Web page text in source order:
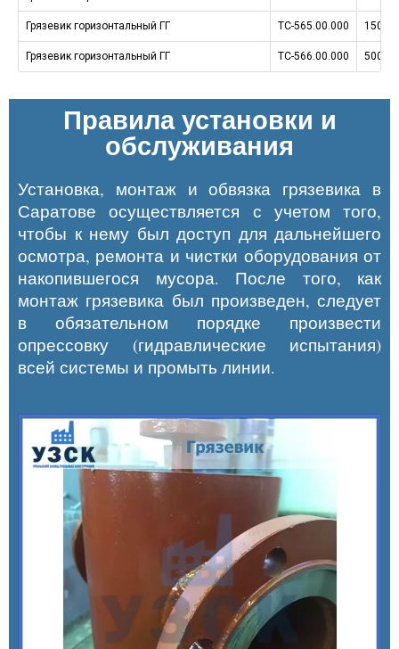
Грязевик горизонтальный ГГ ТС-565.00.000 150 –
Грязевик горизонтальный ГГ ТС-566.00.000 500 –
Правила установки и
обслуживания
Установка, монтаж и обвязка грязевика в
Саратове осуществляется с учетом того,
чтобы к нему был доступ для дальнейшего
осмотра, ремонта и чистки оборудования от
накопившегося мусора. После того, как
монтаж грязевика был произведен, следует
в обязательном порядке произвести
опрессовку (гидравлические испытания)
всей системы и промыть линии.